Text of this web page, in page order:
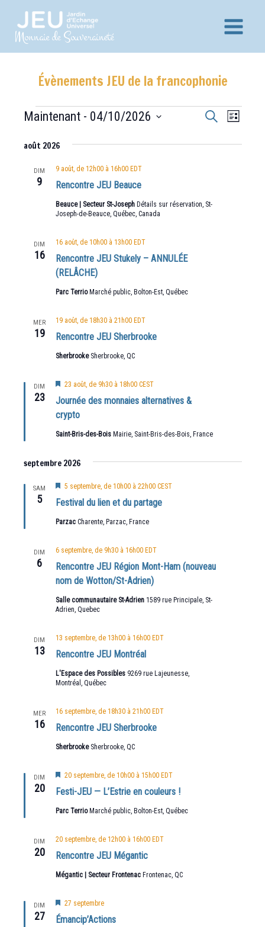
contenuMonnaie de Souveraineté
Main
Évènements JEU de la francophonie
Évènements Recherche
Évènements
Recherche
vues
Liste
Maintenant - 04/10/2026
une
août 2026
DIM
9 Rencontre JEU Beauce
9 août, de 12h00à 16h00 EDT
Beauce | Secteur St-Joseph Détails sur réservation, St-
Joseph-de-Beauce, Québec, Canada
DIM
16
Rencontre JEU Stukely – ANNULÉE
(RELÂCHE)
16 août, de 10h00à 13h00 EDT
Parc Terrio Marché public, Bolton-Est, Québec
MER
19 Rencontre JEU Sherbrooke
19 août, de 18h30à 21h00 EDT
Sherbrooke Sherbrooke, QC
DIM
23
Journée des monnaies alternatives &
crypto
Mis
avant
23 août, de 9h30à 18h00 CEST
Saint-Bris-des-Bois Mairie, Saint-Bris-des-Bois, France
septembre 2026
SAM
5 Festival du lien et du partage
Mis
avant
5 septembre, de 10h00à 22h00 CEST
Parzac Charente, Parzac, France
DIM
6
Rencontre JEU Région Mont-Ham (nouveau
nom de Wotton/St-Adrien)
6 septembre, de 9h30à 16h00 EDT
Salle communautaire St-Adrien 1589 rue Principale, St-
Adrien, Quebec
DIM
13 Rencontre JEU Montréal
13 septembre, de 13h00à 16h00 EDT
L'Espace des Possibles 9269 rue Lajeunesse,
Montréal, Québec
MER
16 Rencontre JEU Sherbrooke
16 septembre, de 18h30à 21h00 EDT
Sherbrooke Sherbrooke, QC
DIM
20 Festi-JEU — L’Estrie en couleurs !
Mis
avant
20 septembre, de 10h00à 15h00 EDT
Parc Terrio Marché public, Bolton-Est, Québec
DIM
20 Rencontre JEU Mégantic
20 septembre, de 12h00à 16h00 EDT
Mégantic | Secteur Frontenac Frontenac, QC
DIM
27 Émancip’Actions
Mis
avant
27 septembre